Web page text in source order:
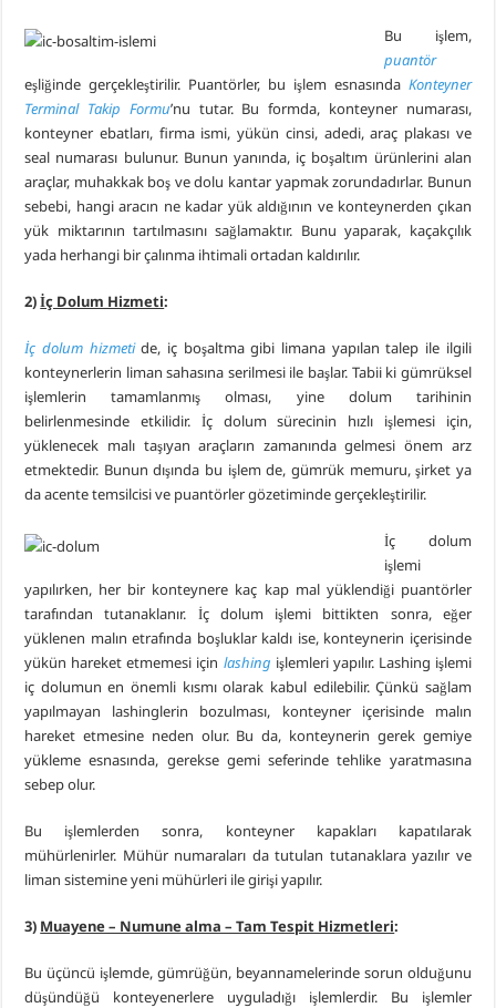
Bu işlem,
puantör
eşliğinde gerçekleştirilir. Puantörler, bu işlem esnasında Konteyner
Terminal Takip Formu’nu tutar. Bu formda, konteyner numarası,
konteyner ebatları, firma ismi, yükün cinsi, adedi, araç plakası ve
seal numarası bulunur. Bunun yanında, iç boşaltım ürünlerini alan
araçlar, muhakkak boş ve dolu kantar yapmak zorundadırlar. Bunun
sebebi, hangi aracın ne kadar yük aldığının ve konteynerden çıkan
yük miktarının tartılmasını sağlamaktır. Bunu yaparak, kaçakçılık
yada herhangi bir çalınma ihtimali ortadan kaldırılır.
2)İç Dolum Hizmeti:
İç dolum hizmetide, iç boşaltma gibi limana yapılan talep ile ilgili
konteynerlerin liman sahasına serilmesi ile başlar. Tabii ki gümrüksel
işlemlerin tamamlanmış olması, yine dolum tarihinin
belirlenmesinde etkilidir. İç dolum sürecinin hızlı işlemesi için,
yüklenecek malı taşıyan araçların zamanında gelmesi önem arz
etmektedir. Bunun dışında bu işlem de, gümrük memuru, şirket ya
da acente temsilcisi ve puantörler gözetiminde gerçekleştirilir.
İç dolum
işlemi
yapılırken, her bir konteynere kaç kap mal yüklendiği puantörler
tarafından tutanaklanır. İç dolum işlemi bittikten sonra, eğer
yüklenen malın etrafında boşluklar kaldı ise, konteynerin içerisinde
yükün hareket etmemesi için lashing işlemleri yapılır. Lashing işlemi
iç dolumun en önemli kısmı olarak kabul edilebilir. Çünkü sağlam
yapılmayan lashinglerin bozulması, konteyner içerisinde malın
hareket etmesine neden olur. Bu da, konteynerin gerek gemiye
yükleme esnasında, gerekse gemi seferinde tehlike yaratmasına
sebep olur.
Bu işlemlerden sonra, konteyner kapakları kapatılarak
mühürlenirler. Mühür numaraları da tutulan tutanaklara yazılır ve
liman sistemine yeni mühürleri ile girişi yapılır.
3) Muayene – Numune alma – Tam Tespit Hizmetleri:
Bu üçüncü işlemde, gümrüğün, beyannamelerinde sorun olduğunu
düşündüğü konteyenerlere uyguladığı işlemlerdir. Bu işlemler